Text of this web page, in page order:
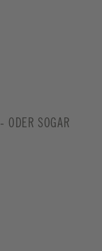
ODER SOGAR